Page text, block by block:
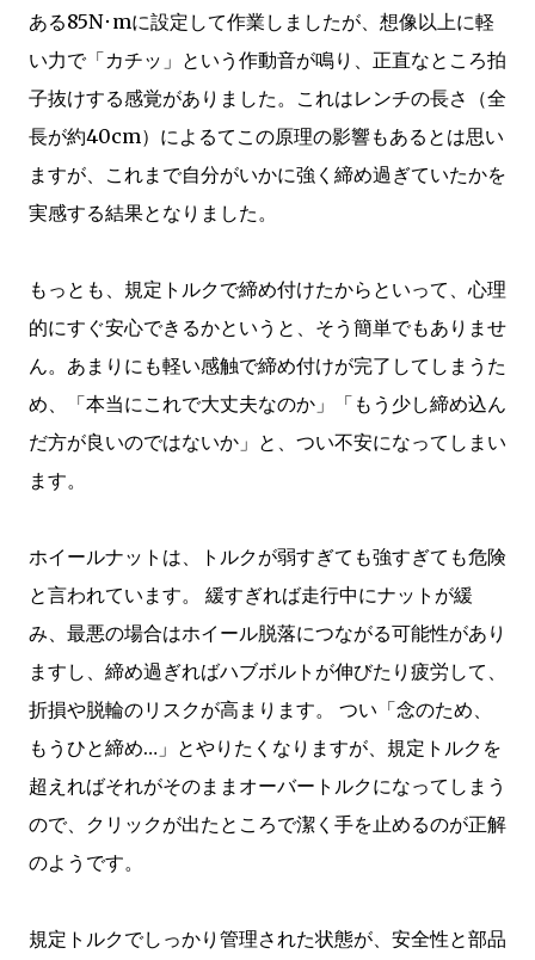
ある85N･mに設定して作業しましたが、想像以上に軽
い力で「カチッ」という作動音が鳴り、正直なところ拍
子抜けする感覚がありました。これはレンチの長さ（全
長が約40cm）によるてこの原理の影響もあるとは思い
ますが、これまで自分がいかに強く締め過ぎていたかを
実感する結果となりました。
もっとも、規定トルクで締め付けたからといって、心理
的にすぐ安心できるかというと、そう簡単でもありませ
ん。あまりにも軽い感触で締め付けが完了してしまうた
め、「本当にこれで大丈夫なのか」「もう少し締め込ん
だ方が良いのではないか」と、つい不安になってしまい
ます。
ホイールナットは、トルクが弱すぎても強すぎても危険
と言われています。 緩すぎれば走行中にナットが緩
み、最悪の場合はホイール脱落につながる可能性があり
ますし、締め過ぎればハブボルトが伸びたり疲労して、
折損や脱輪のリスクが高まります。 つい「念のため、
もうひと締め…」とやりたくなりますが、規定トルクを
超えればそれがそのままオーバートルクになってしまう
ので、クリックが出たところで潔く手を止めるのが正解
のようです。
規定トルクでしっかり管理された状態が、安全性と部品